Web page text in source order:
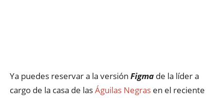
Ya puedes reservar a la versión Figma de la líder a
cargo de la casa de lasÁguilas Negras en el reciente